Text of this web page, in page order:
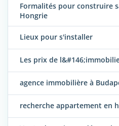
Formalités pour construire
Hongrie
Lieux pour s'installer
Les prix de
agence immobilière à
recherche appartement en